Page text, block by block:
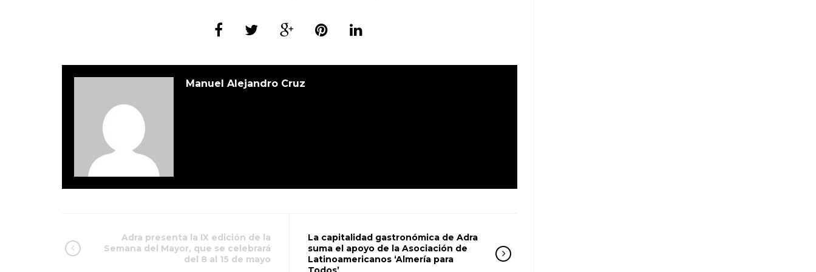
Manuel Alejandro Cruz
Adra presenta la IX edición de la
Semana del Mayor, que se celebrará
del 8 al 15 de mayo
La capitalidad gastronómica de Adra
suma el apoyo de la Asociación de
Latinoamericanos ‘Almería para